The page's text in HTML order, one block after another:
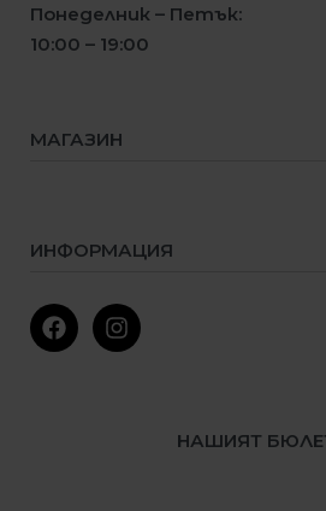
Понеделник – Петък:
10:00 – 19:00
МАГАЗИН
Деца
ИНФОРМАЦИЯ
Условия за ползване
Политика за поверителност
НАШИЯТ